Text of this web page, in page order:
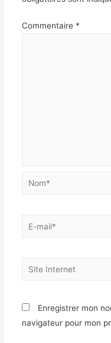
Commentaire *
Enregistrer mon
navigateur pour mon